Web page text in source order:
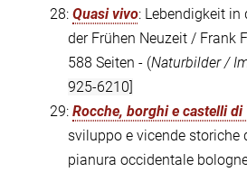
28: Quasi vivo: Lebendigkeit
der Frühen Neuzeit / Frank
588 Seiten - (Naturbilder /
925-6210]
29: Rocche, borghi e castelli di
sviluppo e vicende storiche
pianura occidentale